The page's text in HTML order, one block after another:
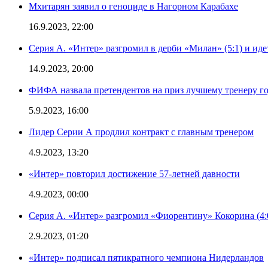
Мхитарян заявил о геноциде в Нагорном Карабахе
16.9.2023, 22:00
Серия А. «Интер» разгромил в дерби «Милан» (5:1) и
14.9.2023, 20:00
ФИФА назвала претендентов на приз лучшему тренеру
5.9.2023, 16:00
Лидер Серии А продлил контракт с главным тренером
4.9.2023, 13:20
«Интер» повторил достижение 57-летней давности
4.9.2023, 00:00
Серия А. «Интер» разгромил «Фиорентину» Кокорина
2.9.2023, 01:20
«Интер» подписал пятикратного чемпиона Нидерландов